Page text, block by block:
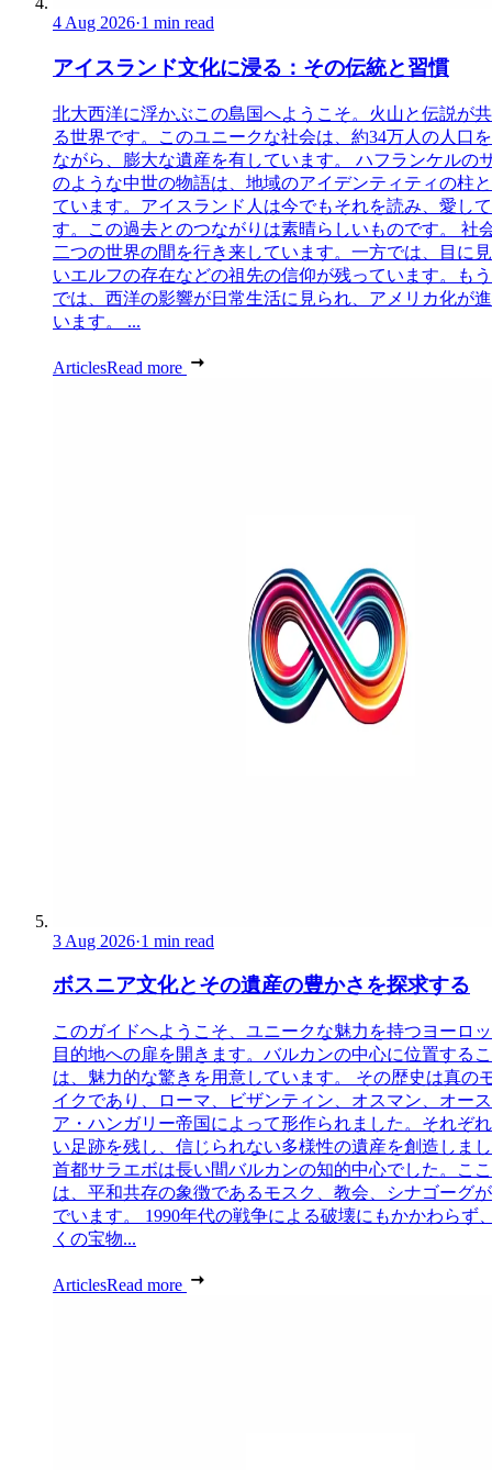
4 Aug 2026·1 min read
アイスランド文化に浸る：その伝統と習慣
北大西洋に浮かぶこの島国へようこそ。火山と伝説が
る世界です。このユニークな社会は、約34万人の人口
ながら、膨大な遺産を有しています。 ハフランケルの
のような中世の物語は、地域のアイデンティティの柱
ています。アイスランド人は今でもそれを読み、愛し
す。この過去とのつながりは素晴らしいものです。 社
二つの世界の間を行き来しています。一方では、目に
いエルフの存在などの祖先の信仰が残っています。も
では、西洋の影響が日常生活に見られ、アメリカ化が
います。 ...
ArticlesRead more
3 Aug 2026·1 min read
ボスニア文化とその遺産の豊かさを探求する
このガイドへようこそ、ユニークな魅力を持つヨーロ
目的地への扉を開きます。バルカンの中心に位置する
は、魅力的な驚きを用意しています。 その歴史は真の
イクであり、ローマ、ビザンティン、オスマン、オー
ア・ハンガリー帝国によって形作られました。それぞ
い足跡を残し、信じられない多様性の遺産を創造しま
首都サラエボは長い間バルカンの知的中心でした。こ
は、平和共存の象徴であるモスク、教会、シナゴーグ
でいます。 1990年代の戦争による破壊にもかかわらず
くの宝物...
ArticlesRead more